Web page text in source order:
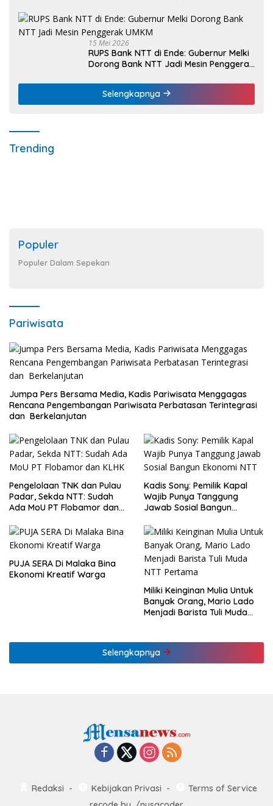
15 Mei 2026
RUPS Bank NTT di Ende: Gubernur Melki
Dorong Bank NTT Jadi Mesin Penggerak
Selengkapnya
Trending
Populer
Populer Dalam Sepekan
Pariwisata
Jumpa Pers Bersama Media, Kadis Pariwisata Menggagas
Rencana Pengembangan Pariwisata Perbatasan Terintegrasi
dan Berkelanjutan
Pengelolaan TNK dan Pulau
Padar, Sekda NTT: Sudah
Ada MoU PT Flobamor dan
Kadis Sony: Pemilik Kapal
Wajib Punya Tanggung
Jawab Sosial Bangun
PUJA SERA Di Malaka Bina
Ekonomi Kreatif Warga
Miliki Keinginan Mulia Untuk
Banyak Orang, Mario Lado
Menjadi Barista Tuli Muda
Selengkapnya
Redaksi Kebijakan Privasi
Terms of Service